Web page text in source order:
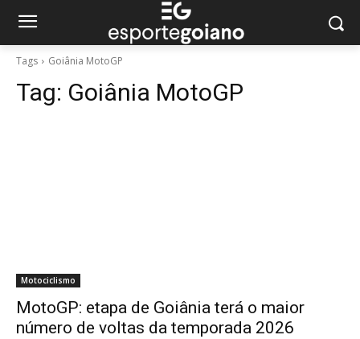
Tags Goiânia MotoGP
Tag: Goiânia MotoGP
Motociclismo
MotoGP: etapa de Goiânia terá o maior
número de voltas da temporada 2026